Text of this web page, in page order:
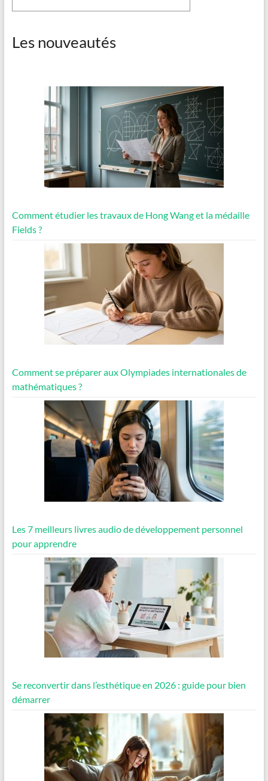
Les nouveautés
Comment étudier les travaux de Hong Wang et la médaille
Fields ?
Comment se préparer aux Olympiades internationales de
mathématiques ?
Les 7 meilleurs livres audio de développement personnel
pour apprendre
Se reconvertir dans l’esthétique en 2026 : guide pour bien
démarrer